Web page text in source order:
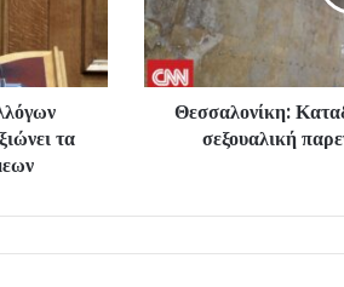
τα
Θεσσαλονίκη:
σεξουαλική